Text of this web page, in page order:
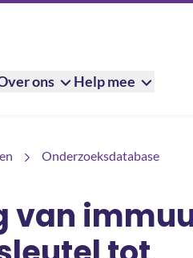
ons Help mee
Onderzoeksdatabase
cellen in de darm: sleutel tot
van